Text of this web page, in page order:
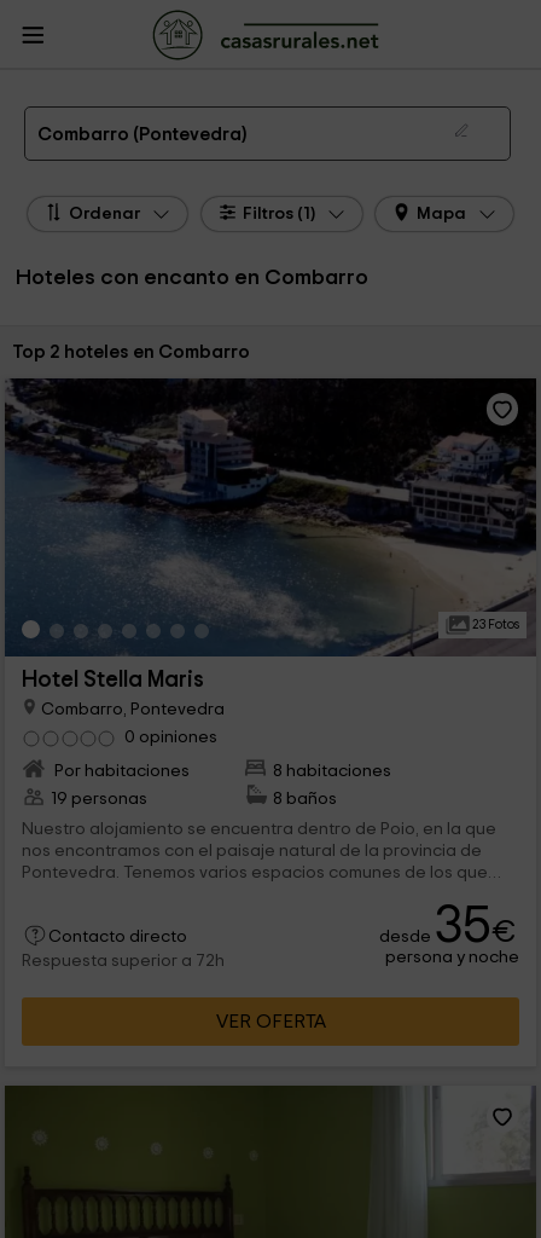
Casas Rurales
Galicia
Hoteles con encanto Pontevedra
Hoteles con encanto Combarro
Hoteles con Encanto en Combarro
Combarro (Pontevedra)
Ordenar Filtros (1) Mapa
Hoteles con encanto en Combarro
Ordenar por:
Top 2 hoteles en Combarro
23 Fotos
Hotel Stella Maris
Combarro, Pontevedra
0 opiniones
Por habitaciones
8 habitaciones
19 personas
8 baños
Nuestro alojamiento se encuentra dentro de Poio, en la que
nos encontramos con el paisaje natural de la provincia de
Pontevedra. Tenemos varios espacios comunes de los que
se reparten entre las 6 dobles, repartidas con cama de
matrimonio y 2 camas individuales a partes iguales; una
Contacto directo
Respuesta superior a 72h
desde 35€
persona y noche
VER OFERTA